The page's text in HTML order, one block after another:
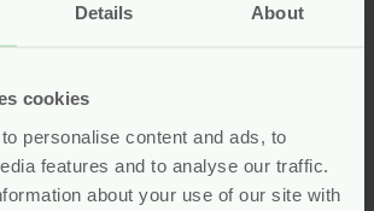
Details About
cookies
personalise content and ads, to
features and to analyse our traffic.
about your use of our site with
verzorging met een heerlijke
toont hiermee aan dat
bij elke luierwissel. Deze
eenvoudig, verantwoord en
zowel ouder als kind.